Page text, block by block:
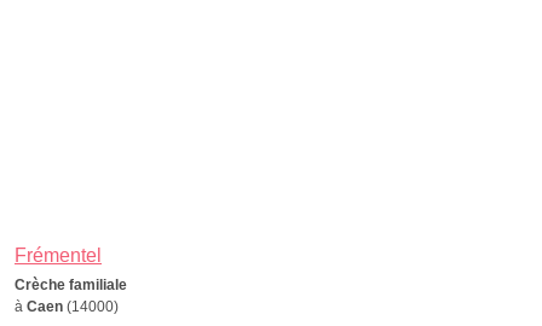
Frémentel
Crèche familiale
à Caen (14000)